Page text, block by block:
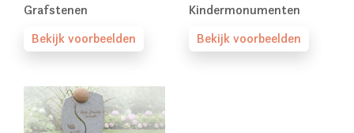
Grafstenen
Bekijk voorbeelden
Kindermonumenten
Bekijk voorbeelden